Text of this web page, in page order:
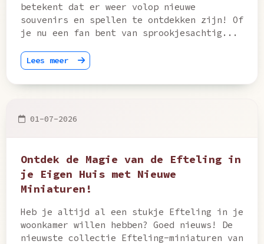
betekent dat er weer volop nieuwe
souvenirs en spellen te ontdekken zijn! Of
je nu een fan bent van sprookjesachtig...
Lees meer
01-07-2026
Ontdek de Magie van de Efteling in
je Eigen Huis met Nieuwe
Miniaturen!
Heb je altijd al een stukje Efteling in je
woonkamer willen hebben? Goed nieuws! De
nieuwste collectie Efteling-miniaturen van